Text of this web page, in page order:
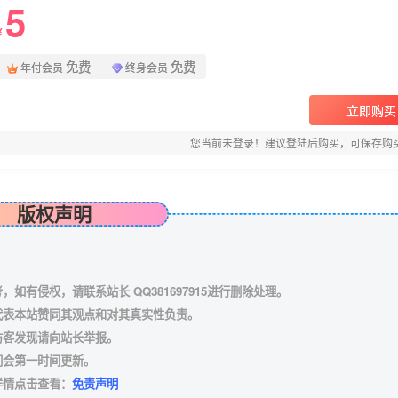
5
年付会员 免费 终身会员 免费
立即购买
您当前未登录！建议登陆后购买，可保存购
版权声明
有侵权，请联系站长 QQ381697915进行删除处理。
本站赞同其观点和对其真实性负责。
发现请向站长举报。
第一时间更新。
点击查看： 免责声明